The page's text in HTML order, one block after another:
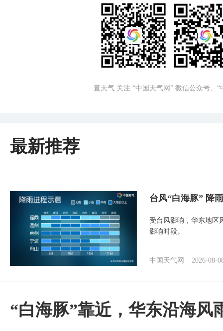
查天气 关注 “中国天气网” 微信公众号、
最新推荐
台风“白海豚” 降
受台风影响，华东地区
影响时段。
中国天气网 2026-08-
“白海豚”靠近，华东沿海风